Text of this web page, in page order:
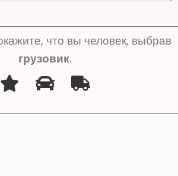
что вы человек, выбрав
грузовик.